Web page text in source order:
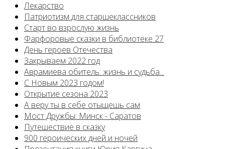
Лекарство
Патриотизм для старшеклассников
Старт во взрослую жизнь
Фарфоровые сказки в библиотеке 27
День героев Отечества
Закрываем 2022 год
Аврамиева обитель: жизнь и судьба...
С Новым 2023 годом!
Открытие сезона 2023
А веру ты в себе отыщешь сам
Мост Дружбы: Минск - Саратов
Путешествие в сказку
900 героических дней и ночей